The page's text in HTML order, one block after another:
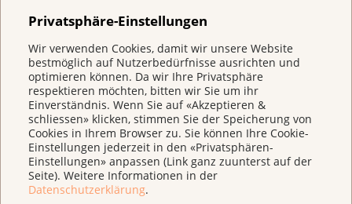
Privatsphäre-Einstellungen
Wir verwenden Cookies, damit wir unsere Website
bestmöglich auf Nutzerbedürfnisse ausrichten und
optimieren können. Da wir Ihre Privatsphäre
respektieren möchten, bitten wir Sie um ihr
Einverständnis. Wenn Sie auf «Akzeptieren &
schliessen» klicken, stimmen Sie der Speicherung von
Cookies in Ihrem Browser zu. Sie können Ihre Cookie-
Einstellungen jederzeit in den «Privatsphären-
Einstellungen» anpassen (Link ganz zuunterst auf der
Seite). Weitere Informationen in der
Datenschutzerklärung.
Die Krebsliga bedauert deshalb, dass sich weder der
Nationalrat noch die SGK-S zu mehr Transparenz bei
der Festsetzung von hochpreisigen Arzneimitteln
bekennen. Nun liegt es am Ständerat, die Vorlage in
der Sommersession entsprechend zu korrigieren.
[1] https://www.bag.admin.ch/dam/bag/de/dokumente/
aufsicht/krankenversicherung/praemienvergleich/